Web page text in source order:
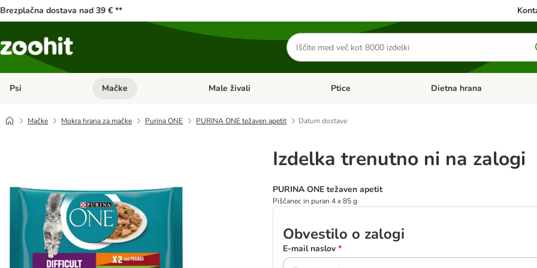
Brezplačna dostava nad 39 € **
Iskanje
izdelkov
Psi Odprite meni kategorij: Psi
Mačke Odprite meni kategorij: Mačke
Male živali Odprite meni kategorij: Male živali
Ptice Odprite meni kategorij: Ptice
Dietna hrana
Mačke Mokra hrana za mačke Purina ONE PURINA ONE težaven apetit Datum dostave
Izdelka trenutno ni na zalogi
PURINA ONE težaven apetit
Piščanec in puran 4 x 85 g
Obvestilo o zalogi
E-mail naslov *